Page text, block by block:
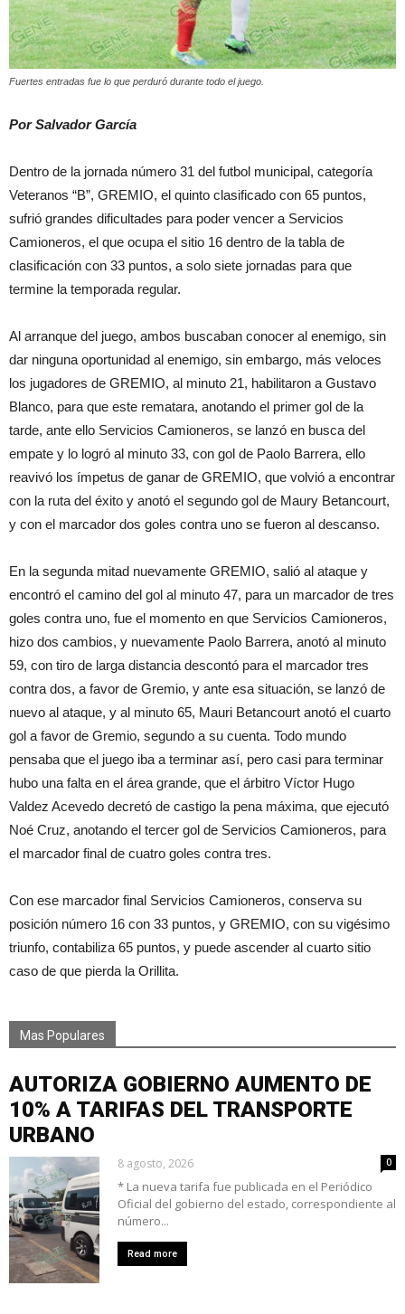
Fuertes entradas fue lo que perduró durante todo el juego.
Por Salvador García
Dentro de la jornada número 31 del futbol municipal, categoría
Veteranos “B”, GREMIO, el quinto clasificado con 65 puntos,
sufrió grandes dificultades para poder vencer a Servicios
Camioneros, el que ocupa el sitio 16 dentro de la tabla de
clasificación con 33 puntos, a solo siete jornadas para que
termine la temporada regular.
Al arranque del juego, ambos buscaban conocer al enemigo, sin
dar ninguna oportunidad al enemigo, sin embargo, más veloces
los jugadores de GREMIO, al minuto 21, habilitaron a Gustavo
Blanco, para que este rematara, anotando el primer gol de la
tarde, ante ello Servicios Camioneros, se lanzó en busca del
empate y lo logró al minuto 33, con gol de Paolo Barrera, ello
reavivó los ímpetus de ganar de GREMIO, que volvió a encontrar
con la ruta del éxito y anotó el segundo gol de Maury Betancourt,
y con el marcador dos goles contra uno se fueron al descanso.
En la segunda mitad nuevamente GREMIO, salió al ataque y
encontró el camino del gol al minuto 47, para un marcador de tres
goles contra uno, fue el momento en que Servicios Camioneros,
hizo dos cambios, y nuevamente Paolo Barrera, anotó al minuto
59, con tiro de larga distancia descontó para el marcador tres
contra dos, a favor de Gremio, y ante esa situación, se lanzó de
nuevo al ataque, y al minuto 65, Mauri Betancourt anotó el cuarto
gol a favor de Gremio, segundo a su cuenta. Todo mundo
pensaba que el juego iba a terminar así, pero casi para terminar
hubo una falta en el área grande, que el árbitro Víctor Hugo
Valdez Acevedo decretó de castigo la pena máxima, que ejecutó
Noé Cruz, anotando el tercer gol de Servicios Camioneros, para
el marcador final de cuatro goles contra tres.
Con ese marcador final Servicios Camioneros, conserva su
posición número 16 con 33 puntos, y GREMIO, con su vigésimo
triunfo, contabiliza 65 puntos, y puede ascender al cuarto sitio
caso de que pierda la Orillita.
Mas Populares
AUTORIZA GOBIERNO AUMENTO DE
10% A TARIFAS DEL TRANSPORTE
URBANO
8 agosto, 2026 0
* La nueva tarifa fue publicada en el Periódico
Oficial del gobierno del estado, correspondiente al
número...
Read more